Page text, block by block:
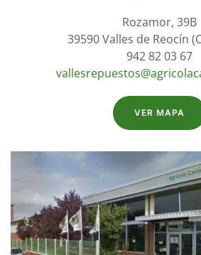
Rozamor, 39B
39590 Valles de Reocín
942 82 03 67
VER MAPA